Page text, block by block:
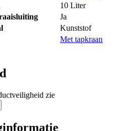
10 Liter
Ja
Kunststof
Met tapkraan
zie